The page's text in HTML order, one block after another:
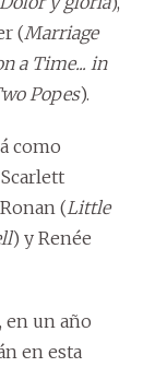
(Marriage
a Time... in
Popes).
como
(Little
) y Renée
en un año
en esta